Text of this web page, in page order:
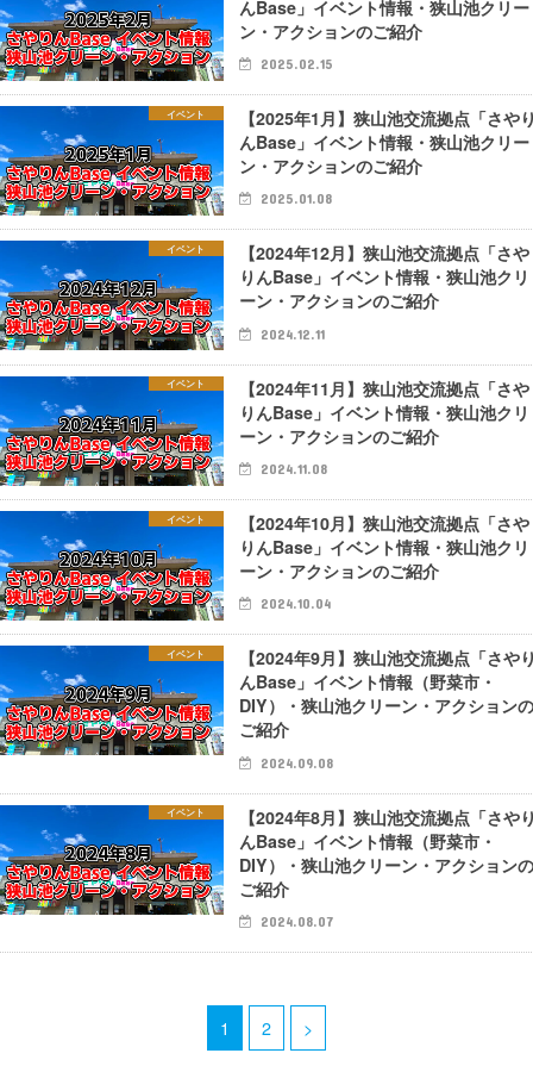
んBase」イベント情報・狭山池クリー
ン・アクションのご紹介
2025.02.15
イベント
【2025年1月】狭山池交流拠点「さや
んBase」イベント情報・狭山池クリー
ン・アクションのご紹介
2025.01.08
イベント
【2024年12月】狭山池交流拠点「さや
りんBase」イベント情報・狭山池クリ
ーン・アクションのご紹介
2024.12.11
イベント
【2024年11月】狭山池交流拠点「さや
りんBase」イベント情報・狭山池クリ
ーン・アクションのご紹介
2024.11.08
イベント
【2024年10月】狭山池交流拠点「さや
りんBase」イベント情報・狭山池クリ
ーン・アクションのご紹介
2024.10.04
イベント
【2024年9月】狭山池交流拠点「さや
んBase」イベント情報（野菜市・
DIY）・狭山池クリーン・アクション
ご紹介
2024.09.08
イベント
【2024年8月】狭山池交流拠点「さや
んBase」イベント情報（野菜市・
DIY）・狭山池クリーン・アクション
ご紹介
2024.08.07
1 2 >